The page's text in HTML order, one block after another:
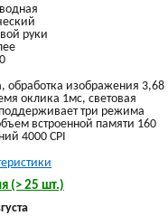
руки
обработка изображения 3,68
оклика 1мс, световая
три режима
встроенной памяти 160
4000 CPI
(> 25 шт.)